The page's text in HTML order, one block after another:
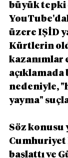
büyük tepki
üzere IŞİD
Kürtlerin
kazanımlar
nedeniyle,
yayma"
Söz konusu
Cumhuriyet
başlattı ve